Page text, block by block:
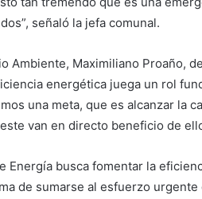
señaló la jefa comunal.
Ambiente, Maximiliano Proaño,
energética juega un rol
una meta, que es alcanzar la
van en directo beneficio de
Energía busca fomentar la
de sumarse al esfuerzo